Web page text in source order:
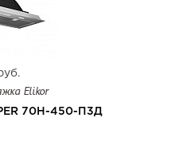
Elikor
70Н-450-П3Д